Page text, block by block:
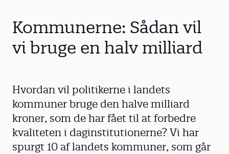
Kommunerne: Sådan vil
vi bruge en halv milliard
Hvordan vil politikerne i landets
kommuner bruge den halve milliard
kroner, som de har fået til at forbedre
kvaliteten i daginstitutionerne? Vi har
spurgt 10 af landets kommuner, som går